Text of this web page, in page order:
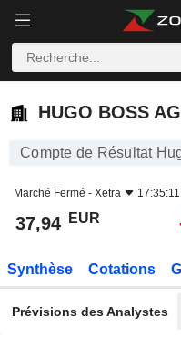
HUGO BOSS AG
HUGO BOSS AG
Compte de Résultat
Marché Fermé - Xetra
37,94 EUR
Synthèse Cotations
Prévisions des Analystes